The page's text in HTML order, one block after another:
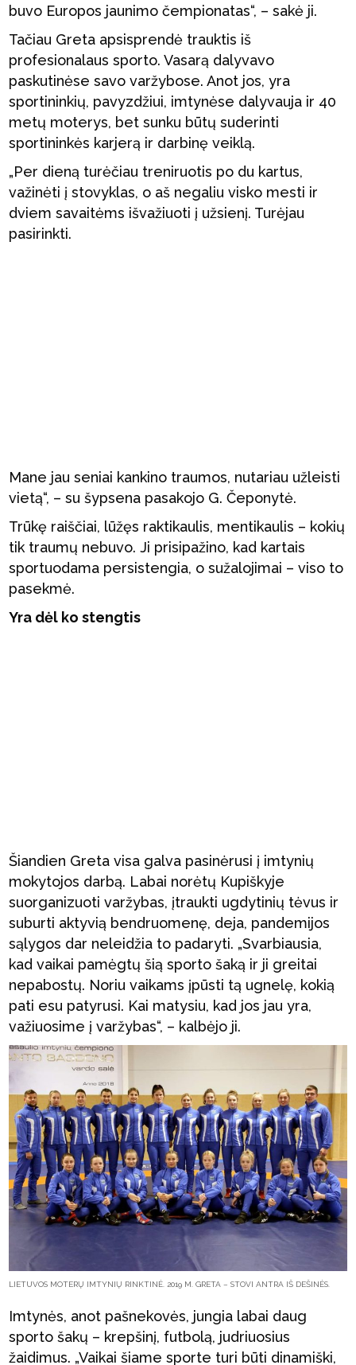
buvo Europos jaunimo čempionatas“, – sakė ji.
Tačiau Greta apsisprendė trauktis iš
profesionalaus sporto. Vasarą dalyvavo
paskutinėse savo varžybose. Anot jos, yra
sportininkių, pavyzdžiui, imtynėse dalyvauja ir 40
metų moterys, bet sunku būtų suderinti
sportininkės karjerą ir darbinę veiklą.
„Per dieną turėčiau treniruotis po du kartus,
važinėti į stovyklas, o aš negaliu visko mesti ir
dviem savaitėms išvažiuoti į užsienį. Turėjau
pasirinkti.
Mane jau seniai kankino traumos, nutariau užleisti
vietą“, – su šypsena pasakojo G. Čeponytė.
Trūkę raiščiai, lūžęs raktikaulis, mentikaulis – kokių
tik traumų nebuvo. Ji prisipažino, kad kartais
sportuodama persistengia, o sužalojimai – viso to
pasekmė.
Yra dėl ko stengtis
Šiandien Greta visa galva pasinėrusi į imtynių
mokytojos darbą. Labai norėtų Kupiškyje
suorganizuoti varžybas, įtraukti ugdytinių tėvus ir
suburti aktyvią bendruomenę, deja, pandemijos
sąlygos dar neleidžia to padaryti. „Svarbiausia,
kad vaikai pamėgtų šią sporto šaką ir ji greitai
nepabostų. Noriu vaikams įpūsti tą ugnelę, kokią
pati esu patyrusi. Kai matysiu, kad jos jau yra,
važiuosime į varžybas“, – kalbėjo ji.
LIETUVOS MOTERŲ IMTYNIŲ RINKTINĖ. 2019 M. GRETA – STOVI ANTRA IŠ DEŠINĖS.
Imtynės, anot pašnekovės, jungia labai daug
sporto šakų – krepšinį, futbolą, judriuosius
žaidimus. „Vaikai šiame sporte turi būti dinamiški,